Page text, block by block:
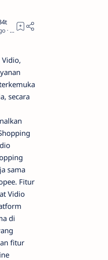
4
Vidio,
secara
sama
Fitur
Vidio
di
fitur